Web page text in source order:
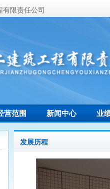
营范围 新闻中心 业
限责任公司
联系我们
发展历程